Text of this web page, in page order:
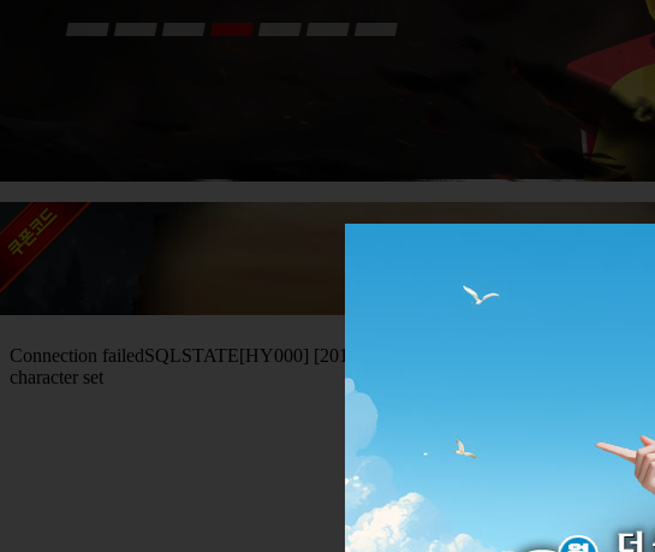
ㆍ[안내] 네트
ㆍ[신규서버]
ㆍ[공지]설날